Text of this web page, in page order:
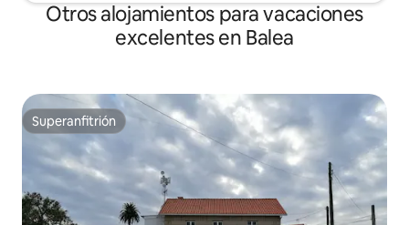
Otros alojamientos para vacaciones
excelentes en Balea
Superanfitrión
Superanfitrión